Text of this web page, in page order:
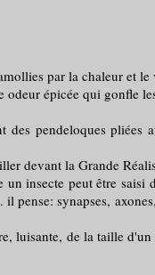
par la chaleur et
odeur épicée qui gonfle
pendeloques pliées
devant la Grande
insecte peut être saisi
pense: synapses,
de la taille d'un